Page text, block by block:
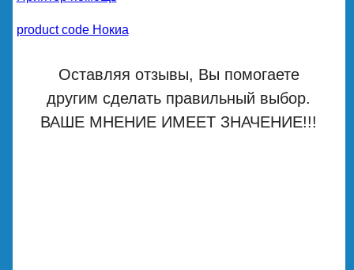
product code Нокиа
Оставляя отзывы, Вы помогаете
другим сделать правильный выбор.
ВАШЕ МНЕНИЕ ИМЕЕТ ЗНАЧЕНИЕ!!!